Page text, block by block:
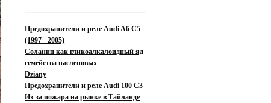
Предохранители и реле Audi A6 C5
(1997 - 2005)
Соланин как гликоалкалоидный яд
семейства пасленовых
Dziany
Предохранители и реле Audi 100 C3
Из-за пожара на рынке в Тайланде